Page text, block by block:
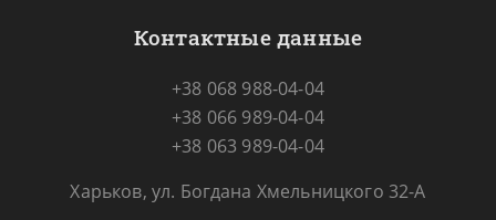
Контактные данные
+38 068 988-04-04
+38 066 989-04-04
+38 063 989-04-04
Харьков, ул. Богдана Хмельницкого 32-А